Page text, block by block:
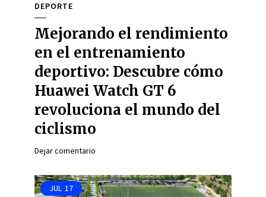
DEPORTE
Mejorando el rendimiento
en el entrenamiento
deportivo: Descubre cómo
Huawei Watch GT 6
revoluciona el mundo del
ciclismo
Dejar comentario
JUL 17